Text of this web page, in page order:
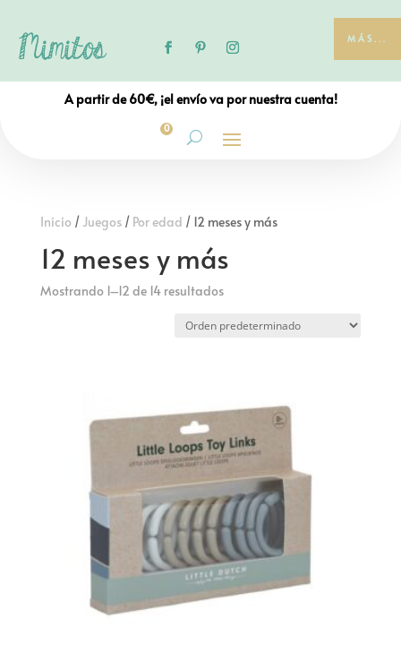
MÁS...
A partir de 60€, ¡el envío va por nuestra cuenta!
0
Inicio / Juegos/ Por edad / 12 meses y más
12 meses y más
Mostrando 1–12 de 14 resultados